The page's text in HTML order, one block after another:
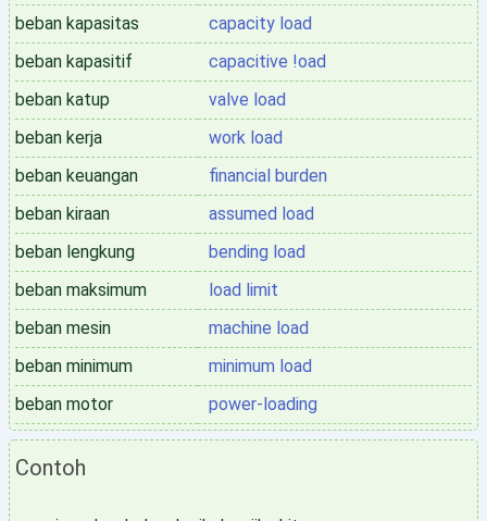
beban kapasitas
capacity load
beban kapasitif
capacitive !oad
beban katup
valve load
beban kerja
work load
beban keuangan
financial burden
beban kiraan
assumed load
beban lengkung
bending load
beban maksimum
load limit
beban mesin
machine load
beban minimum
minimum load
beban motor
power-loading
Contoh